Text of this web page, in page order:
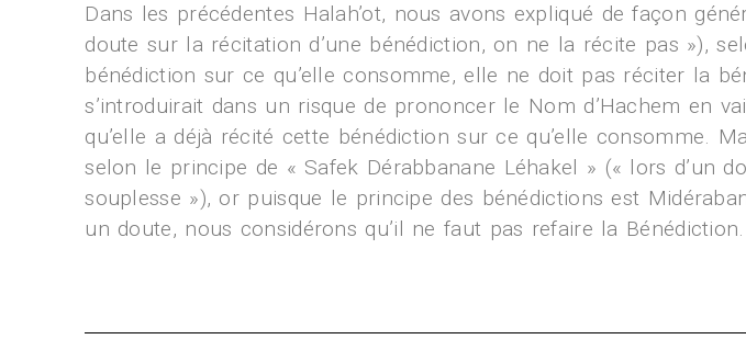
Dans les précédentes Halah’ot, nous avons expliqué de façon
doute sur la récitation d’une bénédiction, on ne la récite pas »),
bénédiction sur ce qu’elle consomme, elle ne doit pas réciter la
s’introduirait dans un risque de prononcer le Nom d’Hachem en
qu’elle a déjà récité cette bénédiction sur ce qu’elle consomme.
selon le principe de « Safek Dérabbanane Léhakel » (« lors d’un
souplesse »), or puisque le principe des bénédictions est
un doute, nous considérons qu’il ne faut pas refaire la Bénédiction.